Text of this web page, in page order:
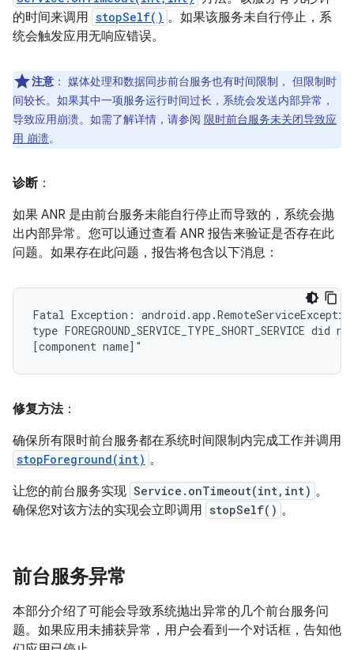
的时间来调用 stopSelf() 。如果该服务未自行停止，系
统会触发应用无响应错误。
注意 ： 媒体处理和数据同步前台服务也有时间限制， 但限制时
间较长。如果其中一项服务运行时间过长，系统会发送内部异常，
导致应用崩溃。如需了解详情，请参阅 限时前台服务未关闭导致应
用 崩溃。
诊断：
如果 ANR 是由前台服务未能自行停止而导致的，系统会抛
出内部异常。您可以通过查看 ANR 报告来验证是否存在此
问题。如果存在此问题，报告将包含以下消息：
Fatal Exception:
type
修复方法：
确保所有限时前台服务都在系统时间限制内完成工作并调用
stopForeground(int) 。
让您的前台服务实现 Service.onTimeout(int,int) 。
确保您对该方法的实现会立即调用 stopSelf() 。
前台服务异常
本部分介绍了可能会导致系统抛出异常的几个前台服务问
题。如果应用未捕获异常，用户会看到一个对话框，告知他